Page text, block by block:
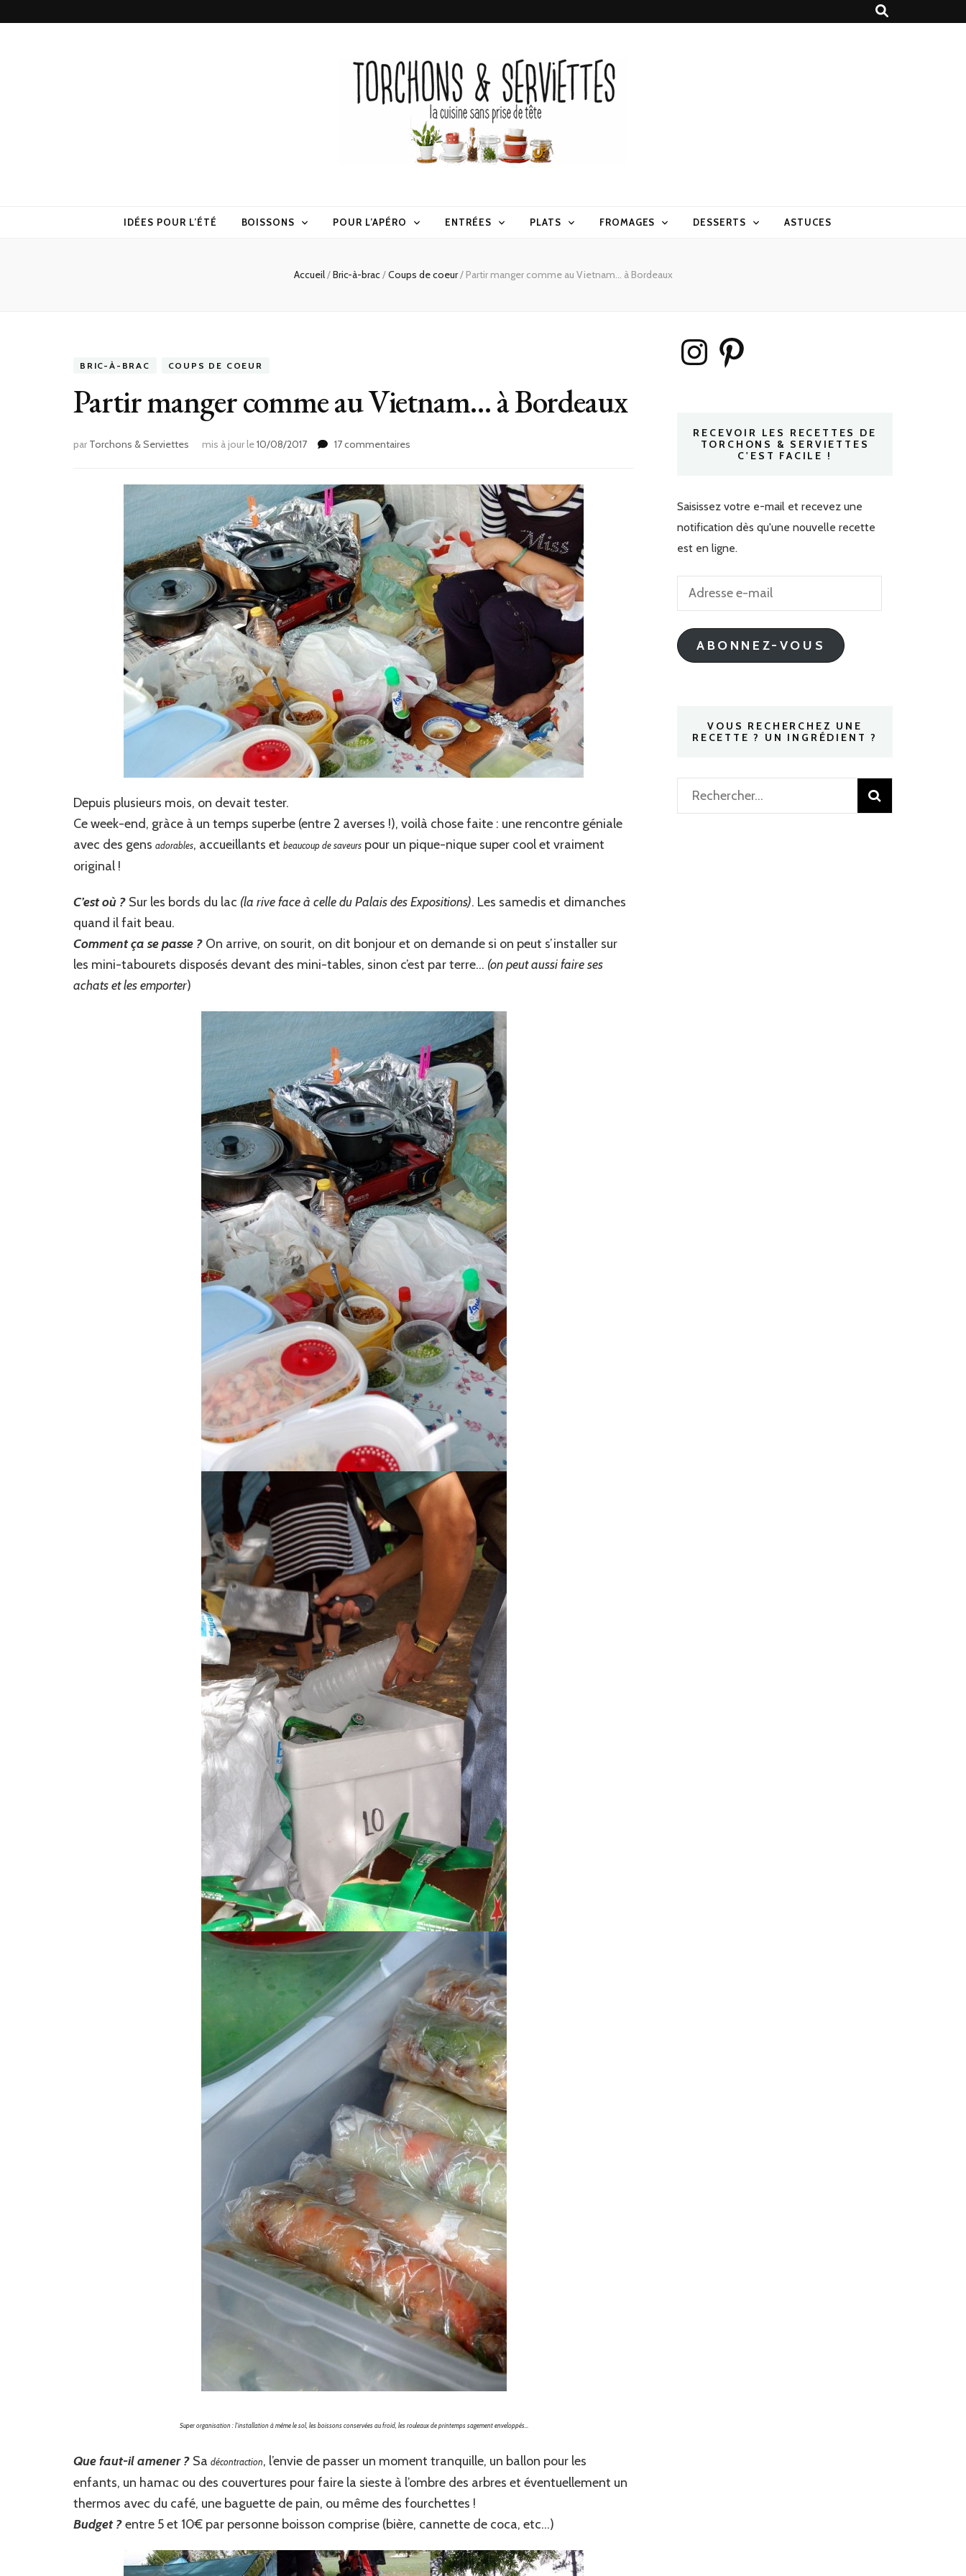
IDÉES POUR L’ÉTÉ BOISSONS POUR L’APÉRO ENTRÉES PLATS FROMAGES DESSERTS ASTUCES
Accueil/Bric-à-brac/Coups de coeur/ Partir manger comme au Vietnam… à Bordeaux
BRIC-À-BRAC COUPS DE COEUR
Partir manger comme au Vietnam… à Bordeaux
par Torchons & Serviettes mis à jour le10/08/2017 17 commentaires
comme
Vietnam…
Bordeaux
Depuis plusieurs mois, on devait tester.
Ce week-end, gràce à un temps superbe (entre 2 averses !), voilà chose faite : une rencontre géniale
avec des gens adorables, accueillants et beaucoup de saveurs pour un pique-nique super cool et vraiment
original !
C’est où ? Sur les bords du lac (la rive face à celle du Palais des Expositions). Les samedis et dimanches
quand il fait beau.
Comment ça se passe ? On arrive, on sourit, on dit bonjour et on demande si on peut s’installer sur
les mini-tabourets disposés devant des mini-tables, sinon c’est par terre… (on peut aussi faire ses
achats et les emporter)
Super organisation : l’installation à même le sol, les boissons conservées au froid, les rouleaux de printemps sagement enveloppés…
Que faut-il amener ? Sa décontraction, l’envie de passer un moment tranquille, un ballon pour les
enfants, un hamac ou des couvertures pour faire la sieste à l’ombre des arbres et éventuellement un
thermos avec du café, une baguette de pain, ou même des fourchettes !
Budget ?entre 5 et 10€ par personne boisson comprise (bière, cannette de coca, etc…)
InstagramPinterest
RECEVOIR LES RECETTES DE
TORCHONS & SERVIETTES
C'EST FACILE !
Saisissez votre e-mail et recevez une
notification dès qu'une nouvelle recette
est en ligne.
Adresse
mail
ABONNEZ-VOUS
VOUS RECHERCHEZ UNE
RECETTE ? UN INGRÉDIENT ?
Rechercher :